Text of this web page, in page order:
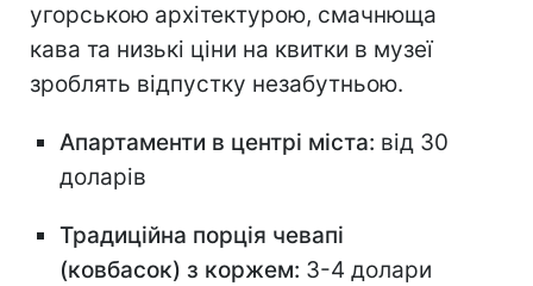
угорською архітектурою, смачнюща
кава та низькі ціни на квитки в музеї
зроблять відпустку незабутньою.
Апартаменти в центрі міста: від 30
доларів
Традиційна порція чевапі
(ковбасок) з коржем: 3-4 долари